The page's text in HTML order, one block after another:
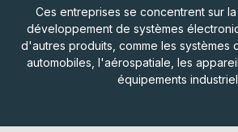
Ces entreprises se concentrent sur
développement de systèmes
d'autres produits, comme les systèmes
automobiles, l'aérospatiale, les
équipements